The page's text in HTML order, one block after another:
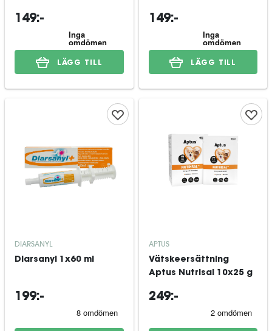
149:-
LÄGG TILL
149:-
LÄGG TILL
DIARSANYL
Diarsanyl 1x60 ml
199:-
APTUS
Vätskeersättning
Aptus Nutrisal 10x25 g
249:-